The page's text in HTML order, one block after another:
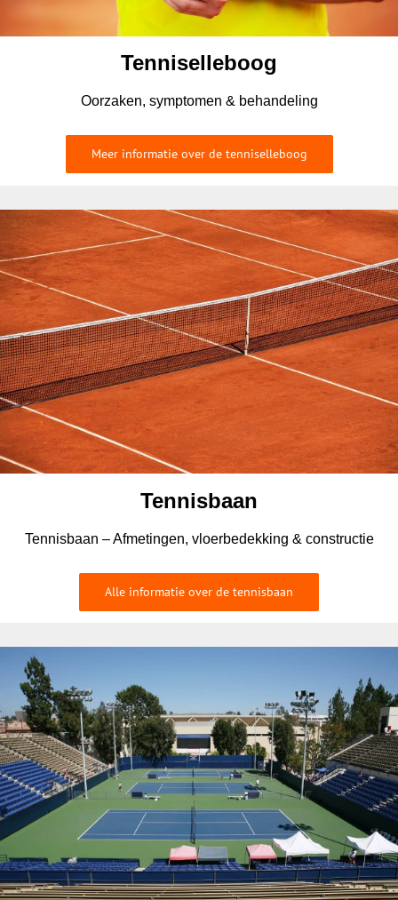
Tenniselleboog
Oorzaken, symptomen & behandeling
Meer informatie over de tenniselleboog
Tennisbaan
Tennisbaan – Afmetingen, vloerbedekking & constructie
Alle informatie over de tennisbaan